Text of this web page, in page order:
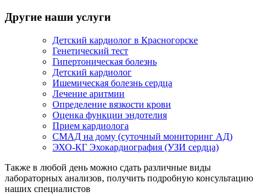
Другие наши услуги
Детский кардиолог в Красногорске
Генетический тест
Гипертоническая болезнь
Детский кардиолог
Ишемическая болезнь сердца
Лечение аритмии
Определение вязкости крови
Оценка функции эндотелия
Прием кардиолога
СМАД на дому (суточный мониторинг АД)
ЭХО-КГ Эхокардиография (УЗИ сердца)
Также в любой день можно сдать различные виды
лабораторных анализов, получить подробную консультацию
наших специалистов